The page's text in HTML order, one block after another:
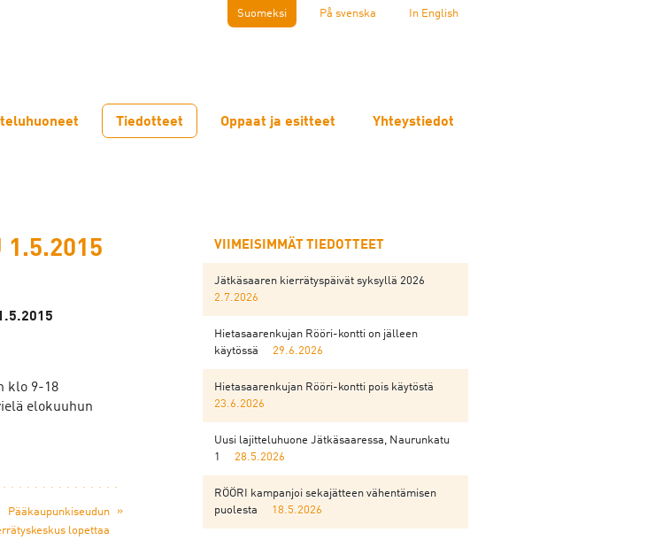
Suomeksi På svenska In English
Tiedotteet Oppaat ja esitteet Yhteystiedot
1.5.2015
klo 9-18
elokuuhun
Pääkaupunkiseudun
lopettaa
»
VIIMEISIMMÄT TIEDOTTEET
Jätkäsaaren kierrätyspäivät syksyllä 2026
2.7.2026
Hietasaarenkujan Rööri-kontti on jälleen
käytössä
29.6.2026
Hietasaarenkujan Rööri-kontti pois käytöstä
23.6.2026
Uusi lajitteluhuone Jätkäsaaressa, Naurunkatu
1
28.5.2026
RÖÖRI kampanjoi sekajätteen vähentämisen
puolesta
18.5.2026